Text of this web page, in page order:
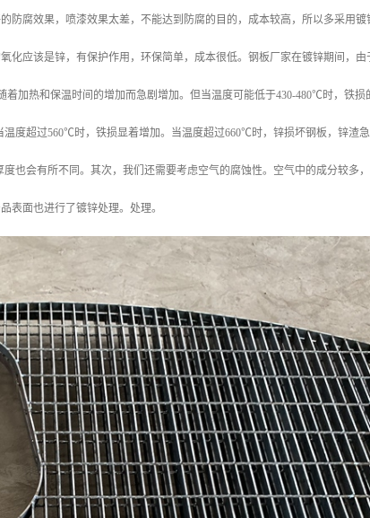
防腐效果，喷漆效果太差，不能达到防腐的目的，成本较高，所以多采用镀
化应该是锌，有保护作用，环保简单，成本很低。钢板厂家在镀锌期间，由
加热和保温时间的增加而急剧增加。但当温度可能低于430-480℃时，铁损
度超过560℃时，铁损显着增加。当温度超过660℃时，锌损坏钢板，锌渣
也会有所不同。其次，我们还需要考虑空气的腐蚀性。空气中的成分较多
表面也进行了镀锌处理。处理。